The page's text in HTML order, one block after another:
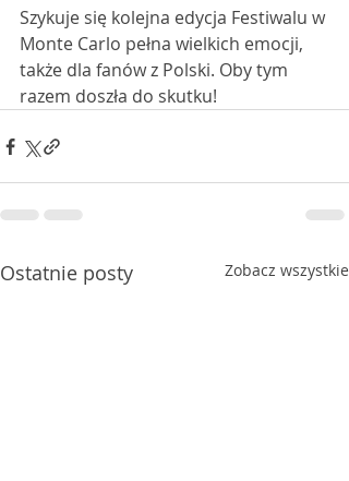
Szykuje się kolejna edycja Festiwalu w
Monte Carlo pełna wielkich emocji,
także dla fanów z Polski. Oby tym
razem doszła do skutku!
Ostatnie posty Zobacz wszystkie